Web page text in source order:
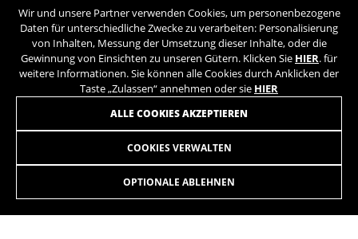
Geschwindigkeit, Leichtigkeit,
Steifigkeit, Agilität, Stabilität,
Ästhetik... Ein Fahrrad für XC und
Bike-Marathon, das auf den Weltcup-
Strecken auf höchstem Niveau
Wir und unsere Partner verwenden Cookies, um personenbezogene
Daten für unterschiedliche Zwecke zu verarbeiten: Personalisierung
von Inhalten, Messung der Umsetzung dieser Inhalte, oder die
Gewinnung von Einsichten zu unseren Gütern. Klicken Sie HIER. für
weitere Informationen. Sie können alle Cookies durch Anklicken der
Taste „Zulassen“ annehmen oder sie HIER
COOKIES VERWALTEN
OPTIONALE ABLEHNEN
ALLE COOKIES AKZEPTIEREN